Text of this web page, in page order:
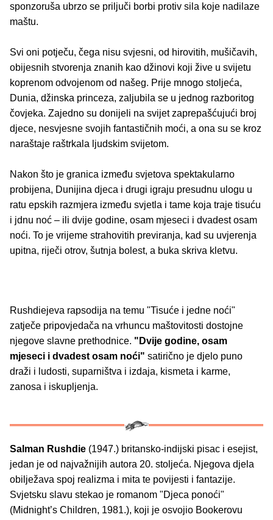
sponzoruša ubrzo se priljuči borbi protiv sila koje nadilaze
maštu.
Svi oni potječu, čega nisu svjesni, od hirovitih, mušičavih,
obijesnih stvorenja znanih kao džinovi koji žive u svijetu
koprenom odvojenom od našeg. Prije mnogo stoljeća,
Dunia, džinska princeza, zaljubila se u jednog razboritog
čovjeka. Zajedno su donijeli na svijet zaprepašćujući broj
djece, nesvjesne svojih fantastičnih moći, a ona su se kroz
naraštaje raštrkala ljudskim svijetom.
Nakon što je granica između svjetova spektakularno
probijena, Dunijina djeca i drugi igraju presudnu ulogu u
ratu epskih razmjera između svjetla i tame koja traje tisuću
i jdnu noć – ili dvije godine, osam mjeseci i dvadest osam
noći. To je vrijeme strahovitih previranja, kad su uvjerenja
upitna, riječi otrov, šutnja bolest, a buka skriva kletvu.
Rushdiejeva rapsodija na temu "Tisuće i jedne noći"
zatječe pripovjedača na vrhuncu maštovitosti dostojne
njegove slavne prethodnice. "Dvije godine, osam
mjeseci i dvadest osam noći" satirično je djelo puno
draži i ludosti, suparništva i izdaja, kismeta i karme,
zanosa i iskupljenja.
Salman Rushdie (1947.) britansko-indijski pisac i esejist,
jedan je od najvažnijih autora 20. stoljeća. Njegova djela
obilježava spoj realizma i mita te povijesti i fantazije.
Svjetsku slavu stekao je romanom "Djeca ponoći"
(Midnight’s Children, 1981.), koji je osvojio Bookerovu